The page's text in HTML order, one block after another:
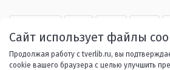
8 ... 53 Вперед
Сайт использует файлы
Продолжая работу с tverlib.ru, вы
cookie вашего браузера с целью улучшить